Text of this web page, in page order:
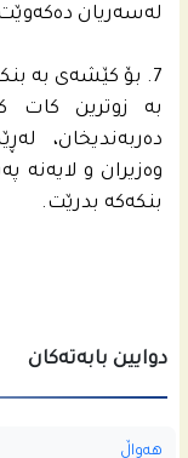
له‌سه‌ریان
7. بۆ کێشەی بە بنکە نەبونی خۆراکی دەربەندیخان:
به‌ زوترین کات
دەربەندیخان،
وەزیران و لایەنە
بنكه‌كه‌ بدرێت.
دوایین بابەتەکان
هەواڵ